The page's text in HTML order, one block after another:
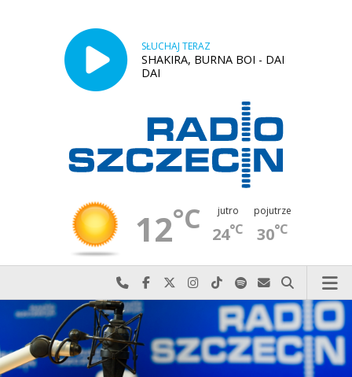
SŁUCHAJ TERAZ
SHAKIRA, BURNA BOI - DAI
DAI
12°C jutro
24°C
pojutrze
30°C
Najlepiej po prostu do nas zadzwoń
Odwiedź nas na Facebook-u
Odwiedź nas na X
Odwiedź nas na Instagram-ie
Odwiedź nas na TikTok-u
Szukaj nas na Spotify
Wyślij do nas
Szukaj